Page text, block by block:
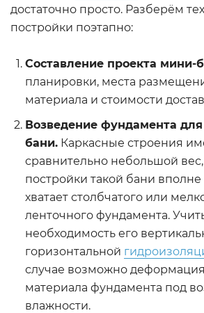
достаточно просто. Разберём
постройки поэтапно:
Составление проекта мини-
планировки, места
материала и стоимости
Возведение фундамента
бани. Каркасные строения
сравнительно небольшой
постройки такой бани вполне
хватает столбчатого или
ленточного фундамента.
необходимость его
горизонтальной
случае возможно
материала фундамента под
влажности.